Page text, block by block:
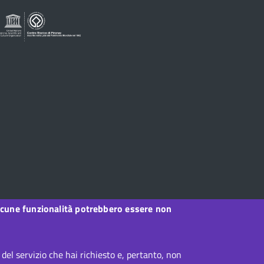
funzionalità potrebbero essere non
servizio che hai richiesto e, pertanto, non